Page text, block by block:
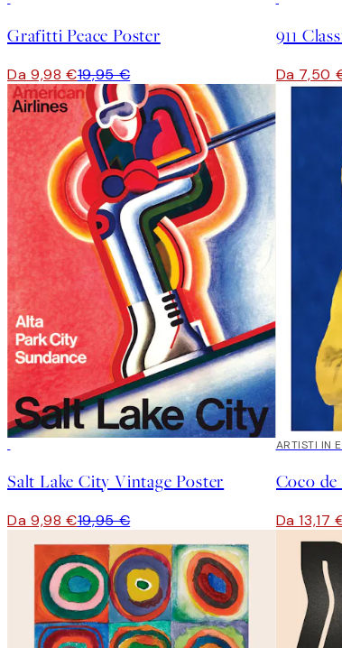
Grafitti Peace Poster
Da 9,98 €19,95 €
911
Da 7,50
Salt Lake City Vintage Poster
Da 9,98 €19,95 €
40%*
ARTISTI IN
Da 13,17